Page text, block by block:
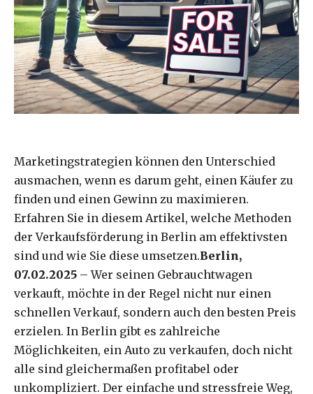
Marketingstrategien können den Unterschied
ausmachen, wenn es darum geht, einen Käufer zu
finden und einen Gewinn zu maximieren.
Erfahren Sie in diesem Artikel, welche Methoden
der Verkaufsförderung in Berlin am effektivsten
sind und wie Sie diese umsetzen.Berlin,
07.02.2025 – Wer seinen Gebrauchtwagen
verkauft, möchte in der Regel nicht nur einen
schnellen Verkauf, sondern auch den besten Preis
erzielen. In Berlin gibt es zahlreiche
Möglichkeiten, ein Auto zu verkaufen, doch nicht
alle sind gleichermaßen profitabel oder
unkompliziert. Der einfache und stressfreie Weg,